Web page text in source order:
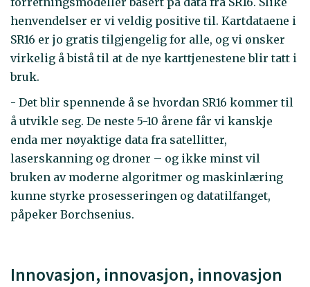
henvendelser er vi veldig positive til. Kartdataene i
SR16 er jo gratis tilgjengelig for alle, og vi ønsker
virkelig å bistå til at de nye karttjenestene blir tatt i
bruk.
- Det blir spennende å se hvordan SR16 kommer til
å utvikle seg. De neste 5-10 årene får vi kanskje
enda mer nøyaktige data fra satellitter,
laserskanning og droner – og ikke minst vil
bruken av moderne algoritmer og maskinlæring
kunne styrke prosesseringen og datatilfanget,
påpeker Borchsenius.
Innovasjon, innovasjon, innovasjon